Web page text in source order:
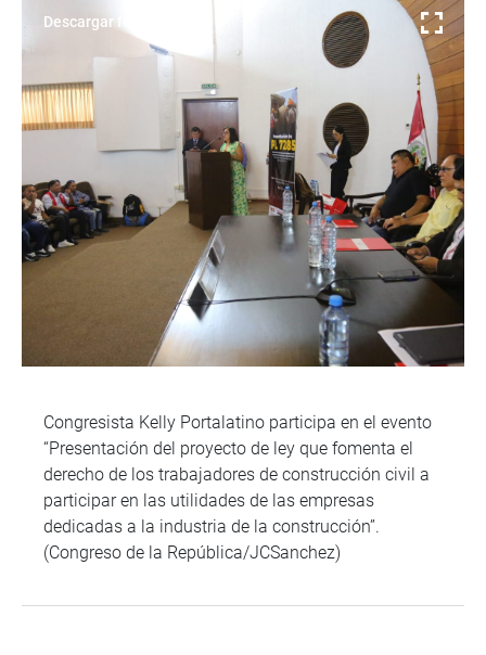
Descargar foto
Congresista Kelly Portalatino participa en el evento
“Presentación del proyecto de ley que fomenta el
derecho de los trabajadores de construcción civil a
participar en las utilidades de las empresas
dedicadas a la industria de la construcción”.
(Congreso de la República/JCSanchez)